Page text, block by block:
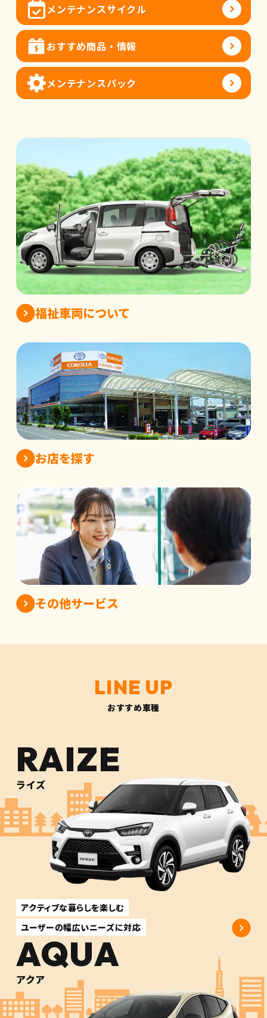
メンテナンスサイクル
おすすめ商品・情報
メンテナンスパック
福祉車両について
お店を探す
その他サービス
おすすめ車種
RAIZE
ライズ
アクティブな暮らしを楽しむ
ユーザーの幅広いニーズに対応
AQUA
アクア